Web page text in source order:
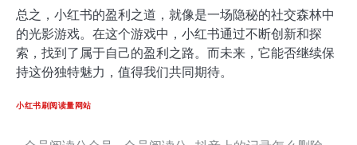
总之，小红书的盈利之道，就像是一场隐秘的社交森林中
的光影游戏。在这个游戏中，小红书通过不断创新和探
索，找到了属于自己的盈利之路。而未来，它能否继续保
持这份独特魅力，值得我们共同期待。
小红书刷阅读量网站